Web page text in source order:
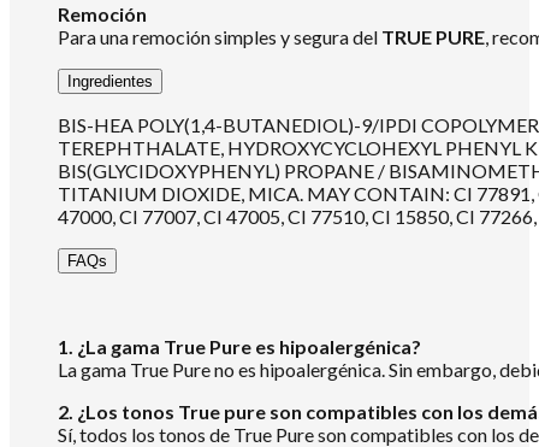
Remoción
Para una remoción simples y segura del TRUE PURE,
Ingredientes
BIS-HEA POLY(1,4-BUTANEDIOL)-9/IPDI
TEREPHTHALATE, HYDROXYCYCLOHEXYL PHENYL
BIS(GLYCIDOXYPHENYL) PROPANE /
TITANIUM DIOXIDE, MICA. MAY CONTAIN: CI 77891,
47000, CI 77007, CI 47005, CI 77510, CI 15850, CI
FAQs
1. ¿La gama True Pure es hipoalergénica?
La gama True Pure no es hipoalergénica. Sin embargo,
2. ¿Los tonos True pure son compatibles con los
Sí, todos los tonos de True Pure son compatibles con los